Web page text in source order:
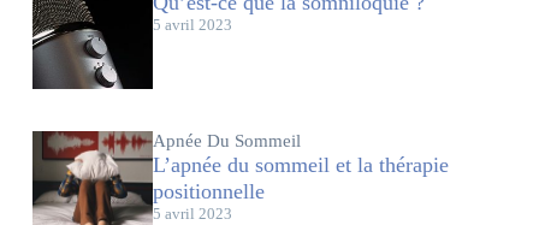
5 avril 2023
Apnée Du Sommeil
L’apnée du sommeil et la thérapie
positionnelle
5 avril 2023